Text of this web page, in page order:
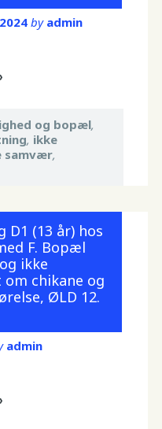
by admin
og bopæl,
, ikke
samvær,
D1 (13 år) hos
F. Bopæl
ikke
chikane og
ØLD 12.
admin